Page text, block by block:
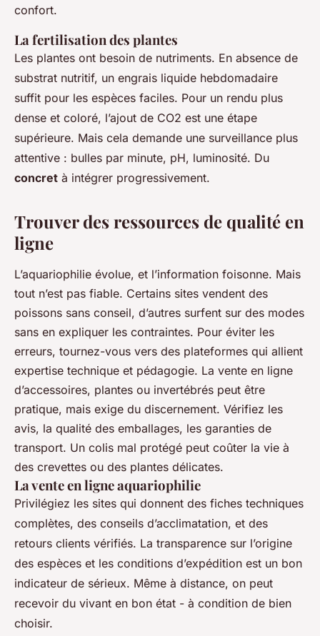
confort.
La fertilisation des plantes
Les plantes ont besoin de nutriments. En absence de
substrat nutritif, un engrais liquide hebdomadaire
suffit pour les espèces faciles. Pour un rendu plus
dense et coloré, l’ajout de CO2 est une étape
supérieure. Mais cela demande une surveillance plus
attentive : bulles par minute, pH, luminosité. Du
concret à intégrer progressivement.
Trouver des ressources de qualité en
ligne
L’aquariophilie évolue, et l’information foisonne. Mais
tout n’est pas fiable. Certains sites vendent des
poissons sans conseil, d’autres surfent sur des modes
sans en expliquer les contraintes. Pour éviter les
erreurs, tournez-vous vers des plateformes qui allient
expertise technique et pédagogie. La vente en ligne
d’accessoires, plantes ou invertébrés peut être
pratique, mais exige du discernement. Vérifiez les
avis, la qualité des emballages, les garanties de
transport. Un colis mal protégé peut coûter la vie à
des crevettes ou des plantes délicates.
La vente en ligne aquariophilie
Privilégiez les sites qui donnent des fiches techniques
complètes, des conseils d’acclimatation, et des
retours clients vérifiés. La transparence sur l’origine
des espèces et les conditions d’expédition est un bon
indicateur de sérieux. Même à distance, on peut
recevoir du vivant en bon état - à condition de bien
choisir.